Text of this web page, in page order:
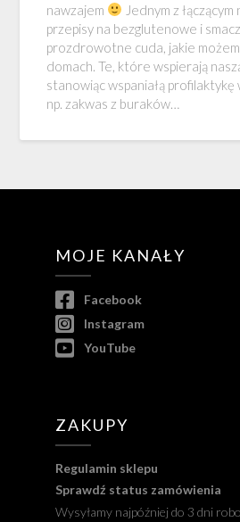
nawzajem
Jednym z
przepisy na bezglutenowe i
prozdrowotne cuda, jakie
domach. Te, które wspierają
stanowiąc wspaniałą profilaktykę
np. zakwas z buraków…
MOJE KANAŁY
Facebook
Instagram
YouTube
ZAKUPY
Regulamin sklepu
Sprawdź status zamówienia
Wysyłamy najpóźniej do 3 dni